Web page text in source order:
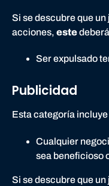
Si se descubre que
acciones, este
Ser expulsado
Publicidad
Esta categoría
Cualquier
sea beneficioso
Si se descubre que